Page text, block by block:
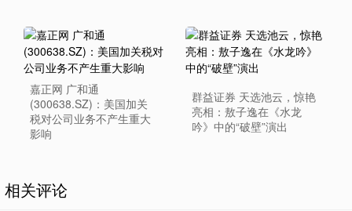
嘉正网 广和通
(300638.SZ)：美国加关
税对公司业务不产生重大
影响
群益证券 天选池云，惊艳
亮相：敖子逸在《水龙
吟》中的“破壁”演出
相关评论